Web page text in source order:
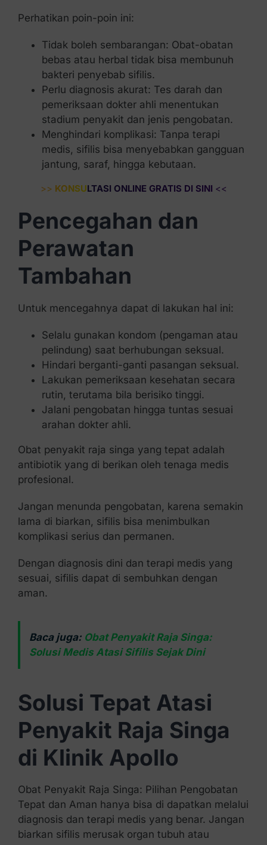
Perhatikan poin-poin ini:
Tidak boleh sembarangan: Obat-obatan
bebas atau herbal tidak bisa membunuh
bakteri penyebab sifilis.
Perlu diagnosis akurat: Tes darah dan
pemeriksaan dokter ahli menentukan
stadium penyakit dan jenis pengobatan.
Menghindari komplikasi: Tanpa terapi
medis, sifilis bisa menyebabkan gangguan
jantung, saraf, hingga kebutaan.
>> KONSULTASI ONLINE GRATIS DI SINI <<
Pencegahan dan
Perawatan
Tambahan
Untuk mencegahnya dapat di lakukan hal ini:
Selalu gunakan kondom (pengaman atau
pelindung) saat berhubungan seksual.
Hindari berganti-ganti pasangan seksual.
Lakukan pemeriksaan kesehatan secara
rutin, terutama bila berisiko tinggi.
Jalani pengobatan hingga tuntas sesuai
arahan dokter ahli.
Obat penyakit raja singa yang tepat adalah
antibiotik yang di berikan oleh tenaga medis
profesional.
Jangan menunda pengobatan, karena semakin
lama di biarkan, sifilis bisa menimbulkan
komplikasi serius dan permanen.
Dengan diagnosis dini dan terapi medis yang
sesuai, sifilis dapat di sembuhkan dengan
aman.
Baca juga: Obat Penyakit Raja Singa:
Solusi Medis Atasi Sifilis Sejak Dini
Solusi Tepat Atasi
Penyakit Raja Singa
di Klinik Apollo
Obat Penyakit Raja Singa: Pilihan Pengobatan
Tepat dan Aman hanya bisa di dapatkan melalui
diagnosis dan terapi medis yang benar. Jangan
biarkan sifilis merusak organ tubuh atau